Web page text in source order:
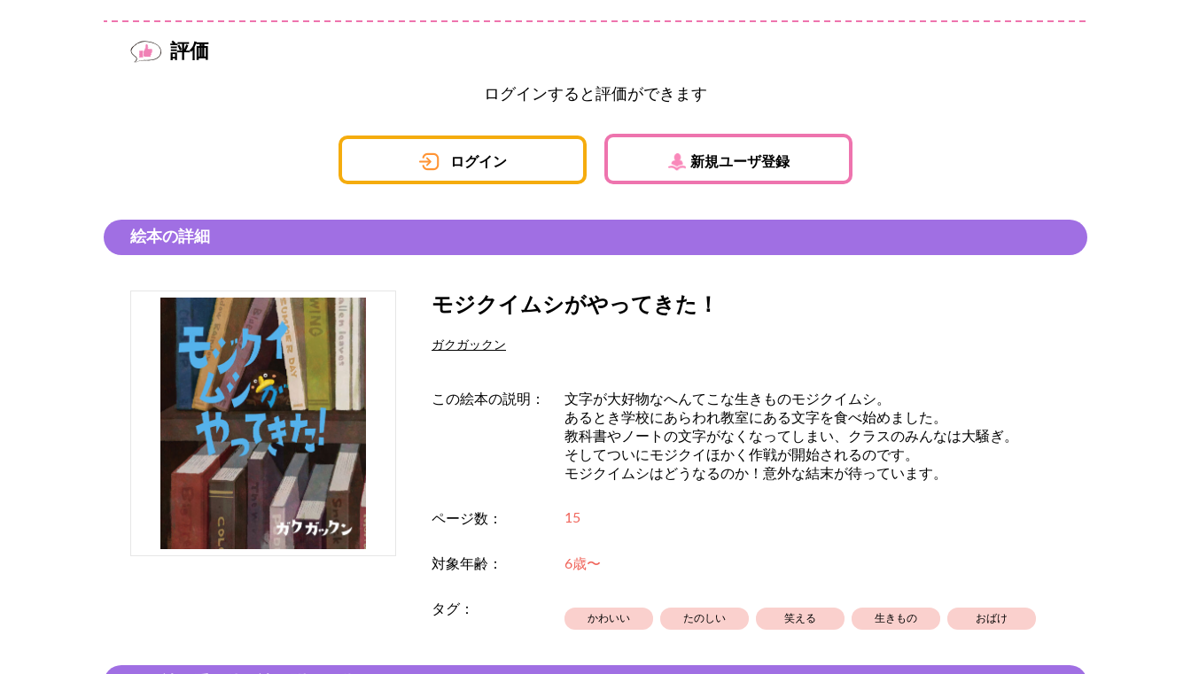
評価
ログインすると評価ができます
ログイン 新規ユーザ登録
絵本の詳細
モジクイムシがやってきた！
ガクガックン
この絵本の説明：
文字が大好物なへんてこな生きものモジクイムシ。
あるとき学校にあらわれ教室にある文字を食べ始めました。
教科書やノートの文字がなくなってしまい、クラスのみんなは大騒ぎ。
そしてついにモジクイほかく作戦が開始されるのです。
モジクイムシはどうなるのか！意外な結末が待っています。
ページ数： 15
対象年齢： 6歳〜
タグ：
かわいい たのしい 笑える 生きもの おばけ